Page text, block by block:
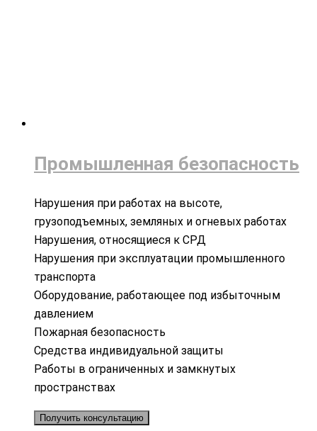
Промышленная безопасность
Нарушения при работах на высоте,
грузоподъемных, земляных и огневых работах
Нарушения, относящиеся к СРД
Нарушения при эксплуатации промышленного
транспорта
Оборудование, работающее под избыточным
давлением
Пожарная безопасность
Средства индивидуальной защиты
Работы в ограниченных и замкнутых
пространствах
Получить консультацию